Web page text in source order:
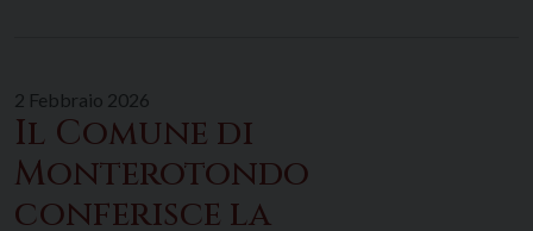
2 Febbraio 2026
Il Comune di
Monterotondo
conferisce la